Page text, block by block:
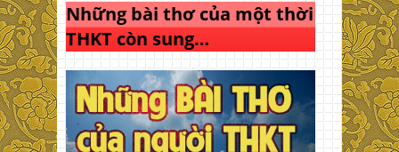
Những bài thơ của một thời
THKT còn sung…